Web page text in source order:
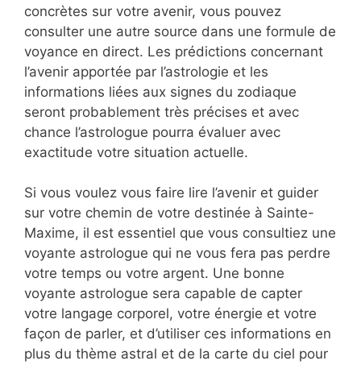
concrètes sur votre avenir, vous pouvez
consulter une autre source dans une formule de
voyance en direct. Les prédictions concernant
l’avenir apportée par l’astrologie et les
informations liées aux signes du zodiaque
seront probablement très précises et avec
chance l’astrologue pourra évaluer avec
exactitude votre situation actuelle.
Si vous voulez vous faire lire l’avenir et guider
sur votre chemin de votre destinée à Sainte-
Maxime, il est essentiel que vous consultiez une
voyante astrologue qui ne vous fera pas perdre
votre temps ou votre argent. Une bonne
voyante astrologue sera capable de capter
votre langage corporel, votre énergie et votre
façon de parler, et d’utiliser ces informations en
plus du thème astral et de la carte du ciel pour